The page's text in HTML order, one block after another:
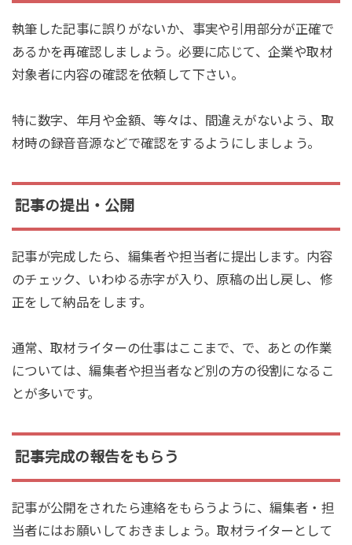
執筆した記事に誤りがないか、事実や引用部分が正確で
あるかを再確認しましょう。必要に応じて、企業や取材
対象者に内容の確認を依頼して下さい。
特に数字、年月や金額、等々は、間違えがないよう、取
材時の録音音源などで確認をするようにしましょう。
記事の提出・公開
記事が完成したら、編集者や担当者に提出します。内容
のチェック、いわゆる赤字が入り、原稿の出し戻し、修
正をして納品をします。
通常、取材ライターの仕事はここまで、で、あとの作業
については、編集者や担当者など別の方の役割になるこ
とが多いです。
記事完成の報告をもらう
記事が公開をされたら連絡をもらうように、編集者・担
当者にはお願いしておきましょう。取材ライターとして